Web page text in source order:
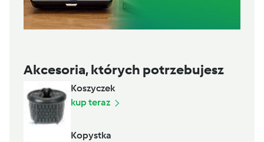
Akcesoria, których potrzebujesz
Koszyczek
kup teraz
Kopystka